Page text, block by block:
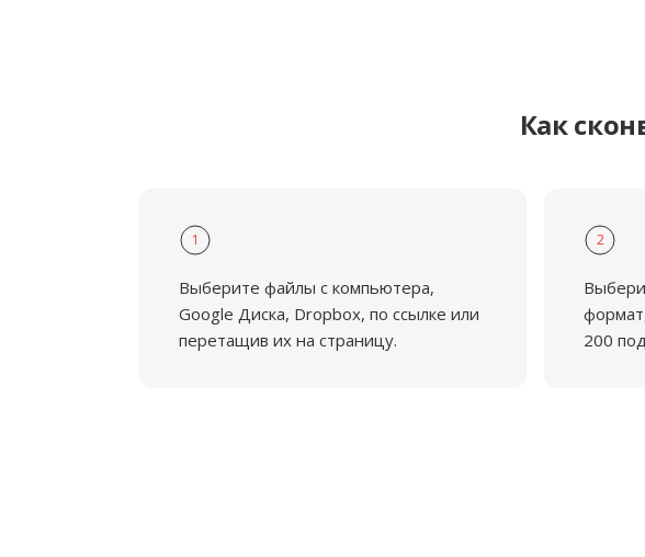
Как
1
Выберите файлы с компьютера,
Google Диска, Dropbox, по ссылке или
перетащив их на страницу.
2
200